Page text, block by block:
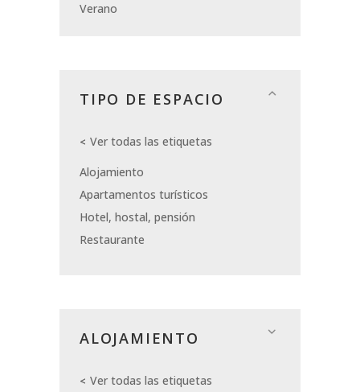
Verano
TIPO DE ESPACIO
Ver todas las etiquetas
Alojamiento
Apartamentos turísticos
Hotel, hostal, pensión
Restaurante
ALOJAMIENTO
Ver todas las etiquetas